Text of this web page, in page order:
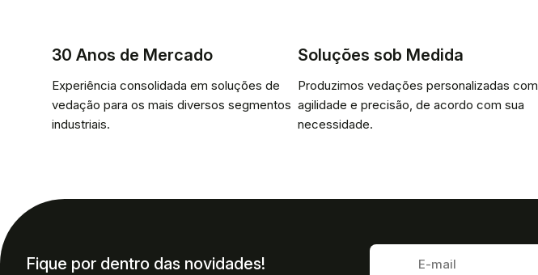
30 Anos de Mercado
Experiência consolidada em soluções de
vedação para os mais diversos segmentos
industriais.
Soluções sob Medida
Produzimos vedações personalizadas com
agilidade e precisão, de acordo com sua
necessidade.
Fique por dentro das novidades!